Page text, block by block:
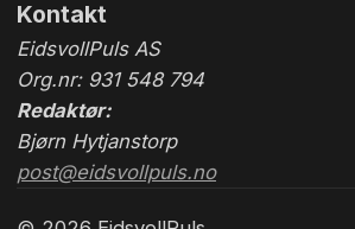
Kontakt
EidsvollPuls AS
Org.nr: 931 548 794
Redaktør:
Bjørn Hytjanstorp
post@eidsvollpuls.no